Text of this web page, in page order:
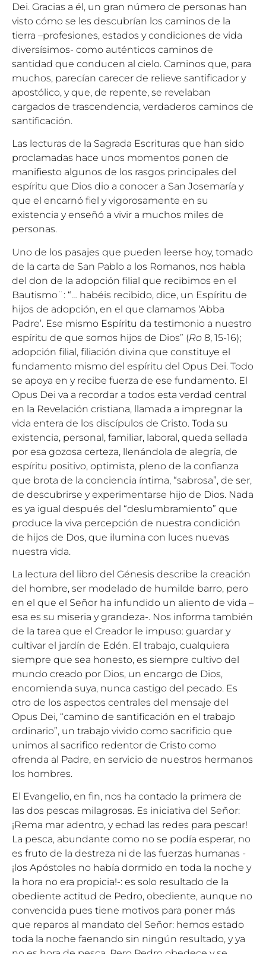
Dei. Gracias a él, un gran número de personas han
visto cómo se les descubrían los caminos de la
tierra –profesiones, estados y condiciones de vida
diversísimos- como auténticos caminos de
santidad que conducen al cielo. Caminos que, para
muchos, parecían carecer de relieve santificador y
apostólico, y que, de repente, se revelaban
cargados de trascendencia, verdaderos caminos de
santificación.
Las lecturas de la Sagrada Escrituras que han sido
proclamadas hace unos momentos ponen de
manifiesto algunos de los rasgos principales del
espíritu que Dios dio a conocer a San Josemaría y
que el encarnó fiel y vigorosamente en su
existencia y enseñó a vivir a muchos miles de
personas.
Uno de los pasajes que pueden leerse hoy, tomado
de la carta de San Pablo a los Romanos, nos habla
del don de la adopción filial que recibimos en el
Bautismo¨: “… habéis recibido, dice, un Espíritu de
hijos de adopción, en el que clamamos ‘Abba
Padre’. Ese mismo Espíritu da testimonio a nuestro
espíritu de que somos hijos de Dios” (Ro 8, 15-16);
adopción filial, filiación divina que constituye el
fundamento mismo del espíritu del Opus Dei. Todo
se apoya en y recibe fuerza de ese fundamento. El
Opus Dei va a recordar a todos esta verdad central
en la Revelación cristiana, llamada a impregnar la
vida entera de los discípulos de Cristo. Toda su
existencia, personal, familiar, laboral, queda sellada
por esa gozosa certeza, llenándola de alegría, de
espíritu positivo, optimista, pleno de la confianza
que brota de la conciencia íntima, “sabrosa”, de ser,
de descubrirse y experimentarse hijo de Dios. Nada
es ya igual después del “deslumbramiento” que
produce la viva percepción de nuestra condición
de hijos de Dos, que ilumina con luces nuevas
nuestra vida.
La lectura del libro del Génesis describe la creación
del hombre, ser modelado de humilde barro, pero
en el que el Señor ha infundido un aliento de vida –
esa es su miseria y grandeza-. Nos informa también
de la tarea que el Creador le impuso: guardar y
cultivar el jardín de Edén. El trabajo, cualquiera
siempre que sea honesto, es siempre cultivo del
mundo creado por Dios, un encargo de Dios,
encomienda suya, nunca castigo del pecado. Es
otro de los aspectos centrales del mensaje del
Opus Dei, “camino de santificación en el trabajo
ordinario”, un trabajo vivido como sacrificio que
unimos al sacrifico redentor de Cristo como
ofrenda al Padre, en servicio de nuestros hermanos
los hombres.
El Evangelio, en fin, nos ha contado la primera de
las dos pescas milagrosas. Es iniciativa del Señor:
¡Rema mar adentro, y echad las redes para pescar!
La pesca, abundante como no se podía esperar, no
es fruto de la destreza ni de las fuerzas humanas -
¡los Apóstoles no había dormido en toda la noche y
la hora no era propicia!-: es solo resultado de la
obediente actitud de Pedro, obediente, aunque no
convencida pues tiene motivos para poner más
que reparos al mandato del Señor: hemos estado
toda la noche faenando sin ningún resultado, y ya